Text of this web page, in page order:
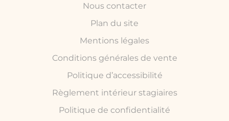
Nous contacter
Plan du site
Mentions légales
Conditions générales de vente
Politique d’accessibilité
Règlement intérieur stagiaires
Politique de confidentialité